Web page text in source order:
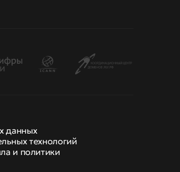
данных
технологий
и политики